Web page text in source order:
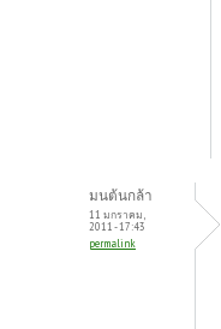
มนต้นกล้า
11 มกราคม,
2011 - 17:43
permalink